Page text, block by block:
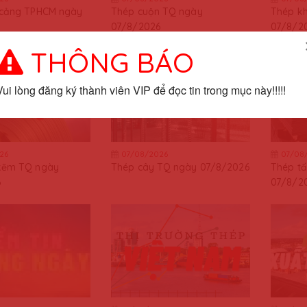
THÔNG BÁO
lòng đăng ký thành viên VIP để đọc tin trong mục này!!!!!
TPHCM ngày
Thép cuộn TQ ngày
07/8/2026
Thép
07/8/
TQ ngày
07/08/2026
Thép cây TQ ngày 07/8/2026
07/
Thép
07/8/